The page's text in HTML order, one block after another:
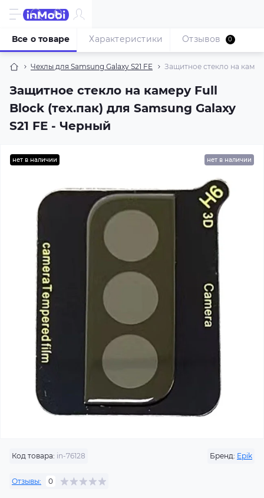
Чехлы для Samsung Galaxy S21 FE Защитное стекло на
Защитное стекло на камеру Full
Block (тех.пак) для Samsung Galaxy
S21 FE - Черный
Все о товаре Характеристики Отзывов 0
нет в наличии нет в наличии
Код товара: in-76128 Бренд: Epik
Отзывы: 0